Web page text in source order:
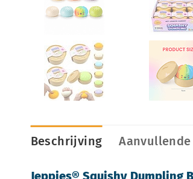
Beschrijving
Jeppies® Squishy Dumpling